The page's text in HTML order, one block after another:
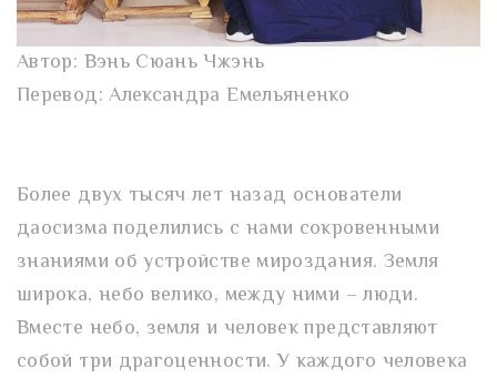
Автор: Вэнь Сюань Чжэнь
Перевод: Александра Емельяненко
Более двух тысяч лет назад основатели
даосизма поделились с нами сокровенными
знаниями об устройстве мироздания. Земля
широка, небо велико, между ними – люди.
Вместе небо, земля и человек представляют
собой три драгоценности. У каждого человека